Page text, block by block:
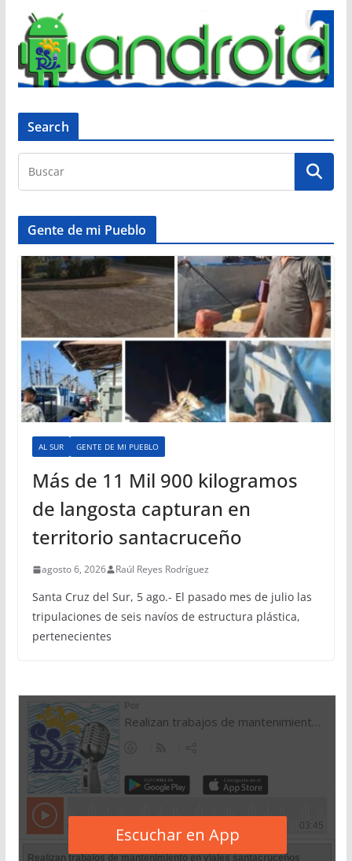
Search
Gente de mi Pueblo
AL SUR GENTE DE MI PUEBLO
Más de 11 Mil 900 kilogramos
de langosta capturan en
territorio santacruceño
agosto 6, 2026 Raúl Reyes Rodríguez
Santa Cruz del Sur, 5 ago.- El pasado mes de julio las
tripulaciones de seis navíos de estructura plástica,
pertenecientes